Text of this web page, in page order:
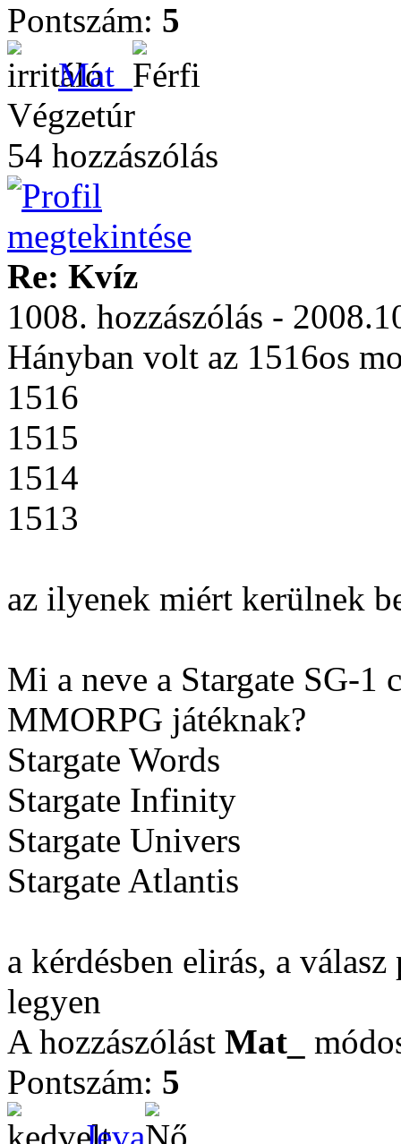
Pontszám: 5
Mat_
Végzetúr
54 hozzászólás
Re: Kvíz
1008. hozzászólás -
Hányban volt az 1516os
1516
1515
1514
1513
az ilyenek miért kerülnek
Mi a neve a Stargate SG-1
MMORPG játéknak?
Stargate Words
Stargate Infinity
Stargate Univers
Stargate Atlantis
a kérdésben elirás, a
legyen
A hozzászólást Mat_
Pontszám: 5